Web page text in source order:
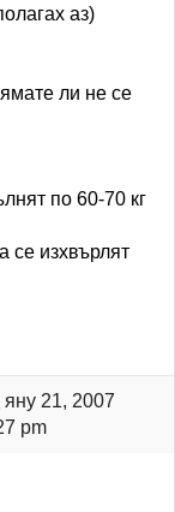
аз)
ли не се
по 60-70 кг
се изхвърлят
яну 21, 2007
pm